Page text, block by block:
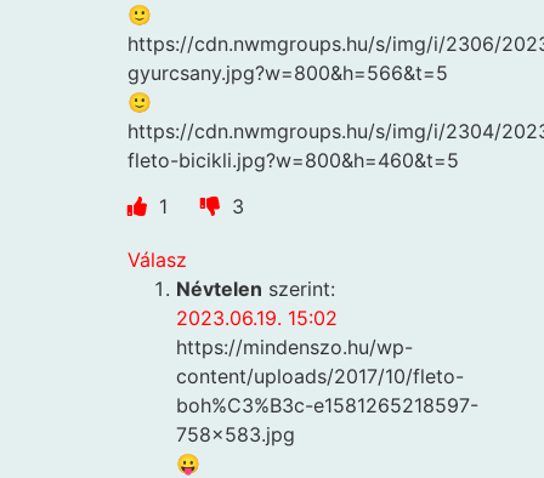
🙂
https://cdn.nwmgroups.hu/s/img/i/2306/
gyurcsany.jpg?w=800&h=566&t=5
🙂
https://cdn.nwmgroups.hu/s/img/i/2304/
fleto-bicikli.jpg?w=800&h=460&t=5
1
3
Válasz
Névtelen szerint:
2023.06.19. 15:02
https://mindenszo.hu/wp-
content/uploads/2017/10/fleto-
boh%C3%B3c-e1581265218597-
758×583.jpg
😛